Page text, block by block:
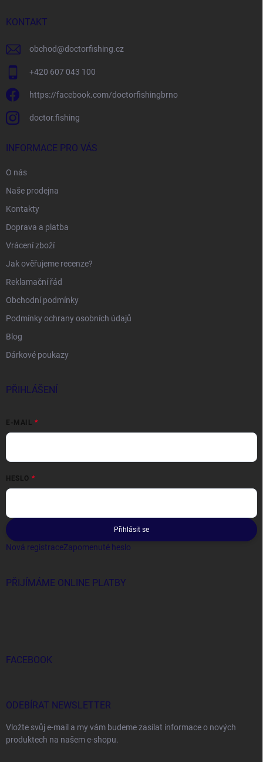
KONTAKT
obchod@doctorfishing.cz
+420 607 043 100
https://facebook.com/doctorfishingbrno
doctor.fishing
INFORMACE PRO VÁS
O nás
Naše prodejna
Kontakty
Doprava a platba
Vrácení zboží
Jak ověřujeme recenze?
Reklamační řád
Obchodní podmínky
Podmínky ochrany osobních údajů
Blog
Dárkové poukazy
PŘIHLÁŠENÍ
E-MAIL
HESLO
Přihlásit se
Nová registraceZapomenuté heslo
PŘIJÍMÁME ONLINE PLATBY
FACEBOOK
ODEBÍRAT NEWSLETTER
Vložte svůj e-mail a my vám budeme zasílat informace o nových
produktech na našem e-shopu.